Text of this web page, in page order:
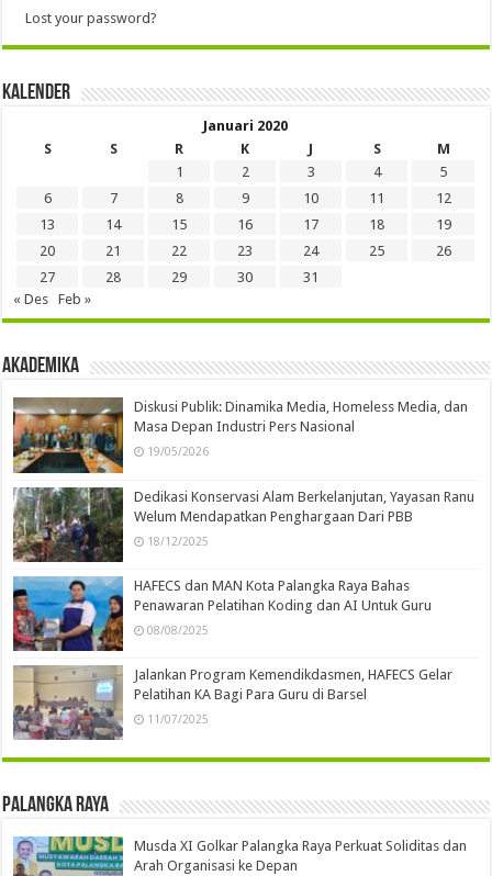
Lost your password?
Kalender
Januari 2020
S
S R K J S
M
1
2 3 4
5
6
7 8 9 10 11
12
13
14 15 16 17 18
19
20
21 22 23 24 25
26
27
28 29 30
31
« Des
Feb »
Akademika
Diskusi Publik: Dinamika Media, Homeless Media, dan
Masa Depan Industri Pers Nasional
19/05/2026
Dedikasi Konservasi Alam Berkelanjutan, Yayasan Ranu
Welum Mendapatkan Penghargaan Dari PBB
18/12/2025
HAFECS dan MAN Kota Palangka Raya Bahas
Penawaran Pelatihan Koding dan AI Untuk Guru
08/08/2025
Jalankan Program Kemendikdasmen, HAFECS Gelar
Pelatihan KA Bagi Para Guru di Barsel
11/07/2025
Palangka Raya
Musda XI Golkar Palangka Raya Perkuat Soliditas dan
Arah Organisasi ke Depan